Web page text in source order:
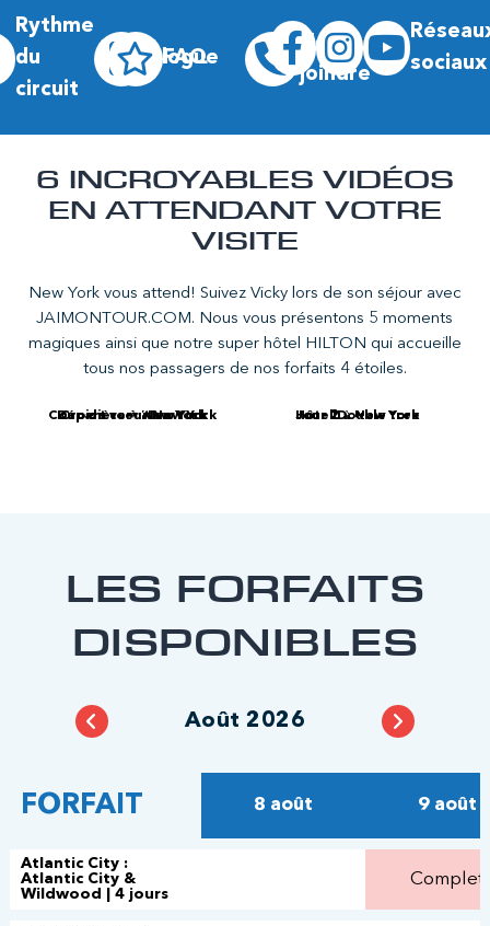
Rythme
du
circuit
Blogue
FAQ
Nous
joindre
sociaux
6 INCROYABLES VIDÉOS
EN ATTENDANT VOTRE
VISITE
New York vous attend! Suivez Vicky lors de son séjour avec
JAIMONTOUR.COM. Nous vous présentons 5 moments
magiques ainsi que notre super hôtel HILTON qui accueille
tous nos passagers de nos forfaits 4 étoiles.
Départ vers New York Jour 1 à New York
Croisière à New York Jour 2 à New York
Coup de coeur New York Hôtel Double tree
LES FORFAITS
DISPONIBLES
Août 2026
FORFAIT
Atlantic City :
Atlantic City &
Wildwood | 4 jours
8 août 9 août
Complet